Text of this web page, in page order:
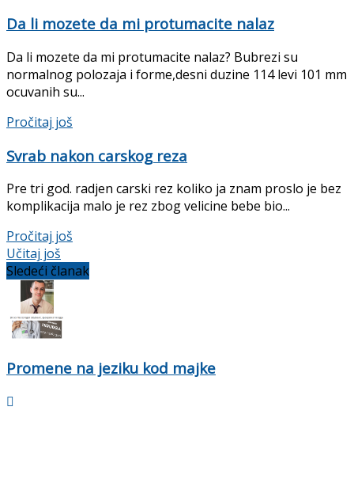
Da li mozete da mi protumacite nalaz
Da li mozete da mi protumacite nalaz? Bubrezi su
normalnog polozaja i forme,desni duzine 114 levi 101 mm
ocuvanih su...
Pročitaj još
Svrab nakon carskog reza
Pre tri god. radjen carski rez koliko ja znam proslo je bez
komplikacija malo je rez zbog velicine bebe bio...
Pročitaj još
Učitaj još
Sledeći članak
Promene na jeziku kod majke